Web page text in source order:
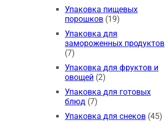
Упаковка пищевых
порошков (19)
Упаковка для
замороженных продуктов
(7)
Упаковка для фруктов и
овощей (2)
Упаковка для готовых
блюд (7)
Упаковка для снеков (45)